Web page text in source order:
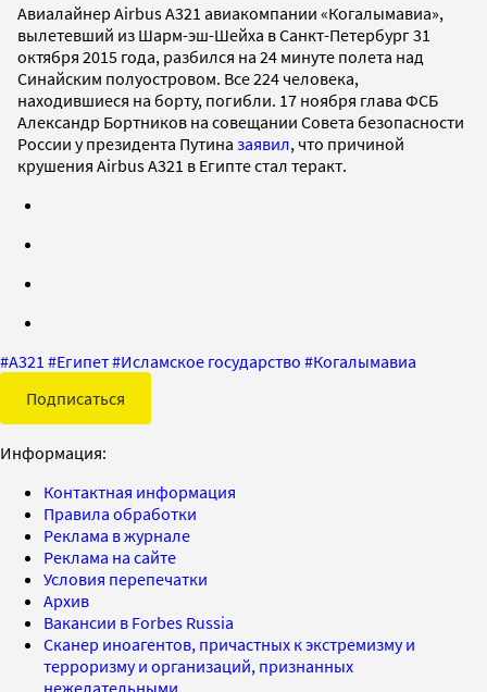
Авиалайнер Airbus А321 авиакомпании «Когалымавиа»,
вылетевший из Шарм-эш-Шейха в Санкт-Петербург 31
октября 2015 года, разбился на 24 минуте полета над
Синайским полуостровом. Все 224 человека,
находившиеся на борту, погибли. 17 ноября глава ФСБ
Александр Бортников на совещании Совета безопасности
России у президента Путина заявил, что причиной
крушения Airbus A321 в Египте стал теракт.
#А321 #Египет#Исламское государство #Когалымавиа
Подписаться
Информация:
Контактная информация
Правила обработки
Реклама в журнале
Реклама на сайте
Условия перепечатки
Архив
Вакансии в Forbes Russia
Сканер иноагентов, причастных к экстремизму и
терроризму и организаций, признанных
нежелательными